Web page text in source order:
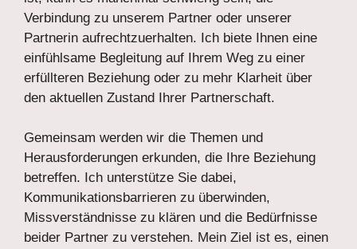
Verbindung zu unserem Partner oder unserer
Partnerin aufrechtzuerhalten. Ich biete Ihnen eine
einfühlsame Begleitung auf Ihrem Weg zu einer
erfüllteren Beziehung oder zu mehr Klarheit über
den aktuellen Zustand Ihrer Partnerschaft.
Gemeinsam werden wir die Themen und
Herausforderungen erkunden, die Ihre Beziehung
betreffen. Ich unterstütze Sie dabei,
Kommunikationsbarrieren zu überwinden,
Missverständnisse zu klären und die Bedürfnisse
beider Partner zu verstehen. Mein Ziel ist es, einen